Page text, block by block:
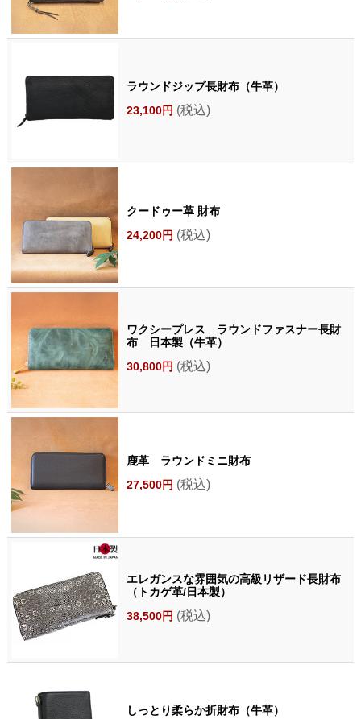
ラウンドジップ長財布（牛革）
23,100円 (税込)
クードゥー革 財布
24,200円 (税込)
ワクシープレス ラウンドファスナー長財
布 日本製（牛革）
30,800円 (税込)
鹿革 ラウンドミニ財布
27,500円 (税込)
エレガンスな雰囲気の高級リザード長財布
（トカゲ革/日本製）
38,500円 (税込)
しっとり柔らか折財布（牛革）